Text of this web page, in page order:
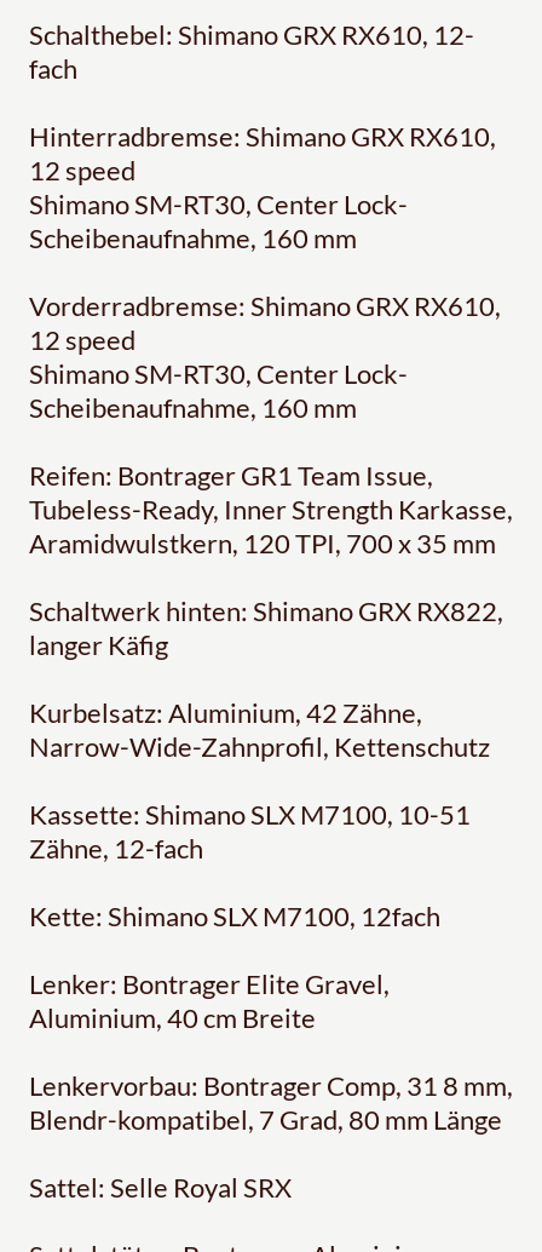
Schalthebel: Shimano GRX RX610, 12-
fach
Hinterradbremse: Shimano GRX RX610,
12 speed
Shimano SM-RT30, Center Lock-
Scheibenaufnahme, 160 mm
Vorderradbremse: Shimano GRX RX610,
12 speed
Shimano SM-RT30, Center Lock-
Scheibenaufnahme, 160 mm
Reifen: Bontrager GR1 Team Issue,
Tubeless-Ready, Inner Strength Karkasse,
Aramidwulstkern, 120 TPI, 700 x 35 mm
Schaltwerk hinten: Shimano GRX RX822,
langer Käfig
Kurbelsatz: Aluminium, 42 Zähne,
Narrow-Wide-Zahnprofil, Kettenschutz
Kassette: Shimano SLX M7100, 10-51
Zähne, 12-fach
Kette: Shimano SLX M7100, 12fach
Lenker: Bontrager Elite Gravel,
Aluminium, 40 cm Breite
Lenkervorbau: Bontrager Comp, 31 8 mm,
Blendr-kompatibel, 7 Grad, 80 mm Länge
Sattel: Selle Royal SRX